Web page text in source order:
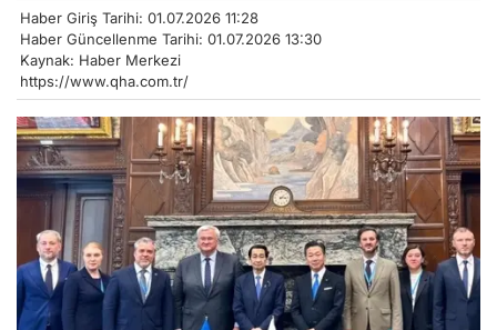
Haber Giriş Tarihi: 01.07.2026 11:28
Haber Güncellenme Tarihi: 01.07.2026 13:30
Kaynak: Haber Merkezi
https://www.qha.com.tr/